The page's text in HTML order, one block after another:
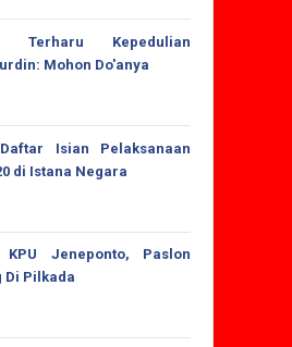
Terharu Kepedulian
Mohon Do'anya
Isian Pelaksanaan
di Istana Negara
Jeneponto, Paslon
Di Pilkada